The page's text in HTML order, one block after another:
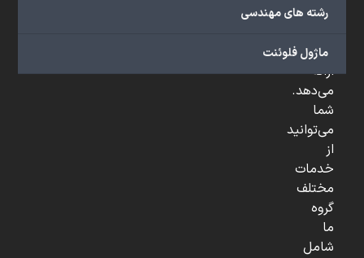
رشته های مهندسی
ماژول فلوئنت
صنعتی
...
ارائه
می‌دهد.
شما
می‌توانید
از
خدمات
مختلف
گروه
ما
شامل